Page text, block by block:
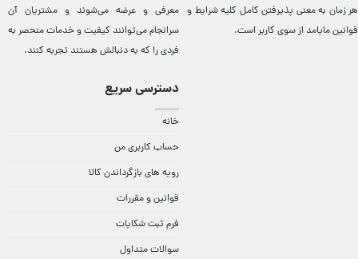
هر زمان به معنی پذیرفتن کامل کلیهشرایط و
قوانین مایامداز سوی کاربر است.
معرفی و عرضه می‌شوند و مشتريان آن
سرانجام می‌توانند کيفيت و خدمات منحصر به
فردی را که به دنبالش هستند تجربه کنند.
دسترسی سریع
خانه
حساب کاربری من
رویه های بازگرداندن کالا
قوانین و مقررات
فرم ثبت شکایات
سوالات متداول